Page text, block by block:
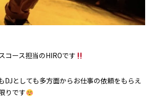
コース担当のHIROです
DJとしても多方面からお仕事の依頼をもらえ
りです